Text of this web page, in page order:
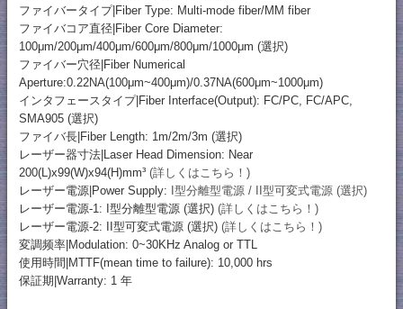
ファイバータイプ|Fiber Type: Multi-mode fiber/MM fiber
ファイバコア直径|Fiber Core Diameter:
100μm/200μm/400μm/600μm/800μm/1000μm (選択)
ファイバー穴径|Fiber Numerical
Aperture:0.22NA(100μm~400μm)/0.37NA(600μm~1000μm)
インタフェースタイプ|Fiber Interface(Output): FC/PC, FC/APC,
SMA905 (選択)
ファイバ長|Fiber Length: 1m/2m/3m (選択)
レーザー器寸法|Laser Head Dimension: Near
200(L)x99(W)x94(H)mm³ (詳しくはこちら！)
レーザー電源|Power Supply: I型分離型電源 / II型可変式電源 (選択)
レーザー電源-1: I型分離型電源 (選択) (詳しくはこちら！)
レーザー電源-2: II型可変式電源 (選択) (詳しくはこちら！)
変調频率|Modulation: 0~30KHz Analog or TTL
使用時間|MTTF(mean time to failure): 10,000 hrs
保証期|Warranty: 1 年